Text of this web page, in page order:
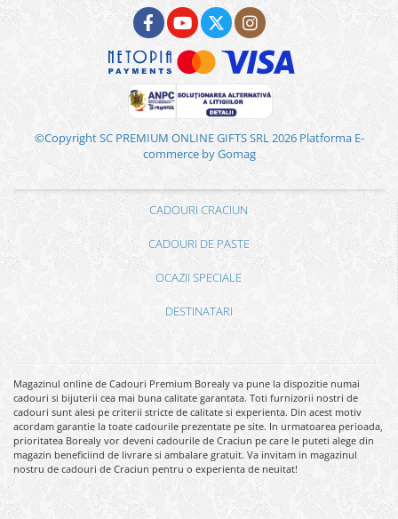
©Copyright SC PREMIUM ONLINE GIFTS SRL 2026 Platforma E-
commerce by Gomag
CADOURI CRACIUN
CADOURI DE PASTE
OCAZII SPECIALE
DESTINATARI
Magazinul online de Cadouri Premium Borealy va pune la dispozitie numai
cadouri si bijuterii cea mai buna calitate garantata. Toti furnizorii nostri de
cadouri sunt alesi pe criterii stricte de calitate si experienta. Din acest motiv
acordam garantie la toate cadourile prezentate pe site. In urmatoarea perioada,
prioritatea Borealy vor deveni cadourile de Craciun pe care le puteti alege din
magazin beneficiind de livrare si ambalare gratuit. Va invitam in magazinul
nostru de cadouri de Craciun pentru o experienta de neuitat!